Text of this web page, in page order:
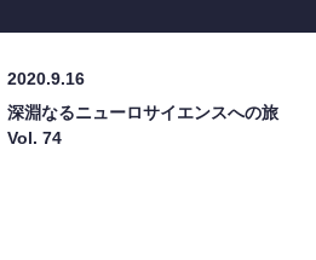
2020.9.16
深淵なるニューロサイエンスへの旅
Vol. 74